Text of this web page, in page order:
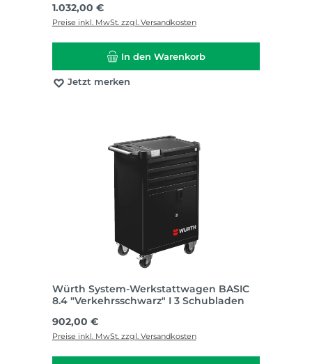
Regulärer Preis:
1.032,00 €
Preise inkl. MwSt. zzgl. Versandkosten
In den Warenkorb
Jetzt merken
Würth System-Werkstattwagen BASIC
8.4 "Verkehrsschwarz" I 3 Schubladen
Regulärer Preis:
902,00 €
Preise inkl. MwSt. zzgl. Versandkosten